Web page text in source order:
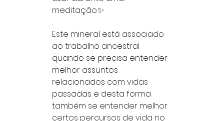
meditação.✨
.
Este mineral está associado
ao trabalho ancestral
quando se precisa entender
melhor assuntos
relacionados com vidas
passadas e desta forma
também se entender melhor
certos percursos de vida no